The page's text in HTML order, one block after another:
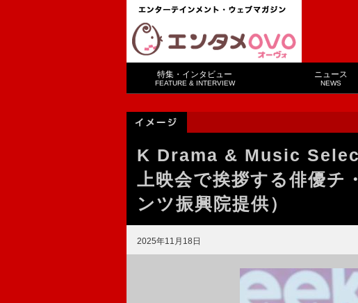
特集・インタビュー
FEATURE & INTERVIEW
ニュース
NEWS
K Drama & Music
上映会で挨拶する俳優チ
ンツ振興院提供）
2025年11月18日